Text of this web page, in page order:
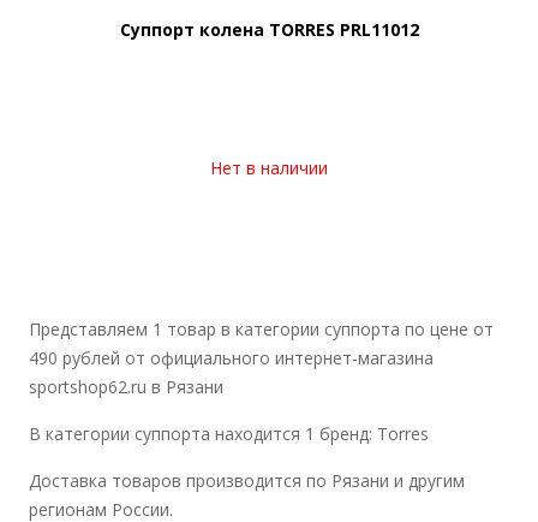
Суппорт колена TORRES PRL11012
Нет в наличии
Представляем 1 товар в категории суппорта по цене от
490 рублей от официального интернет-магазина
sportshop62.ru в Рязани
В категории суппорта находится 1 бренд: Torres
Доставка товаров производится по Рязани и другим
регионам России.